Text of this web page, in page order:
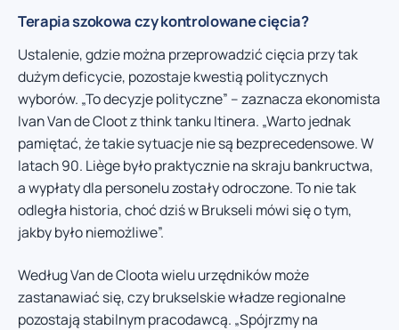
Terapia szokowa czy kontrolowane cięcia?
Ustalenie, gdzie można przeprowadzić cięcia przy tak
dużym deficycie, pozostaje kwestią politycznych
wyborów. „To decyzje polityczne” – zaznacza ekonomista
Ivan Van de Cloot z think tanku Itinera. „Warto jednak
pamiętać, że takie sytuacje nie są bezprecedensowe. W
latach 90. Liège było praktycznie na skraju bankructwa,
a wypłaty dla personelu zostały odroczone. To nie tak
odległa historia, choć dziś w Brukseli mówi się o tym,
jakby było niemożliwe”.
Według Van de Cloota wielu urzędników może
zastanawiać się, czy brukselskie władze regionalne
pozostają stabilnym pracodawcą. „Spójrzmy na